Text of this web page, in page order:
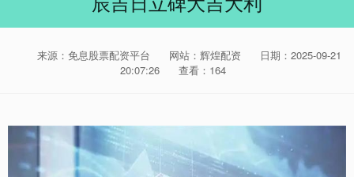
来源：免息股票配资平台 网站：辉煌配资
日期：2025-09-21
20:07:26
查看：164